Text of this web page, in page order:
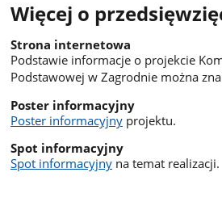
Więcej o
Strona internetowa
Podstawie informacje o projekcie
Podstawowej w Zagrodnie można
Poster informacyjny
Poster informacyjnyprojektu.
Spot informacyjny
Spot informacyjnyna temat realizacji.